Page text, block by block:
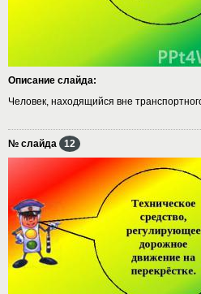
Описание слайда:
Человек, находящийся вне
№ слайда 12